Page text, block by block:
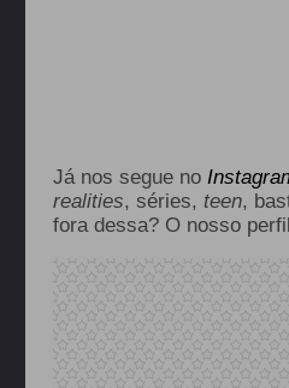
Já nos segue no
realities, séries, teen,
fora dessa? O nosso